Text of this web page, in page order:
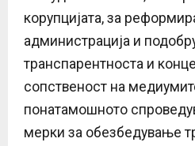
корупцијата, за
администрација и
транспарентноста и
сопственост на
понатамошното
мерки за обезбедување